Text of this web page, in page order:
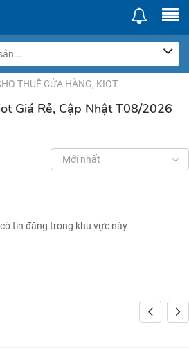
THUÊ CỬA HÀNG, KIOT
Giá Rẻ, Cập Nhật T08/2026
Mới nhất
tin đăng trong khu vực này